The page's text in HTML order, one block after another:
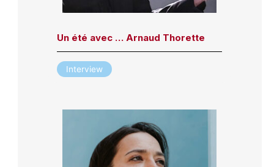
Un été avec … Arnaud Thorette
Interview